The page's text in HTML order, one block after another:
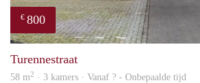
€ 800
Turennestraat
58 m2 · 3 kamers · Vanaf ? - Onbepaalde tijd